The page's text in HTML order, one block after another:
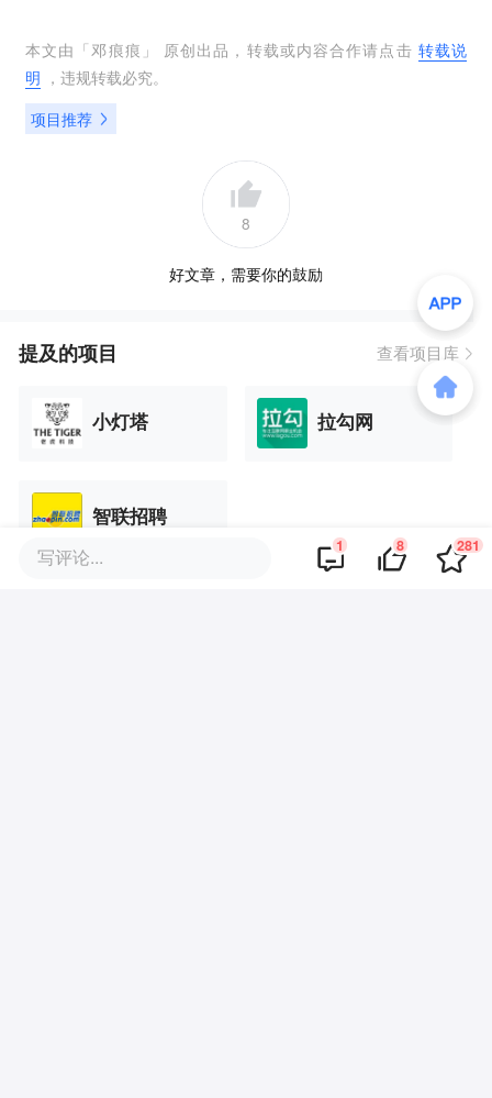
本文由「 邓痕痕 」 原创出品，转载或内容合作请点击 转载说
明 ，违规转载必究。
项目推荐
8
好文章，需要你的鼓励
提及的项目 查看项目库
小灯塔 拉勾网
智联招聘
写评论... 1 8 281